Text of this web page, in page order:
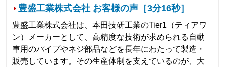
豊盛工業株式会社 お客様の声［3分16秒］
豊盛工業株式会社は、本田技研工業のTier1（ティアワ
ン）メーカーとして、高精度な技術が求められる自動
車用のパイプやネジ部品などを長年にわたって製造・
販売しています。その生産体制を支えているのが、大